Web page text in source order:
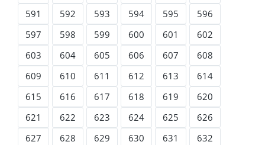
591
592 593 594 595
596
597
598 599 600 601
602
603
604 605 606 607
608
609
610 611 612 613
614
615
616 617 618 619
620
621
622 623 624 625
626
627
628 629 630 631
632